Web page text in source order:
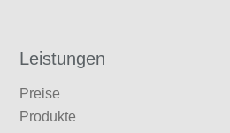
Leistungen
Preise
Produkte